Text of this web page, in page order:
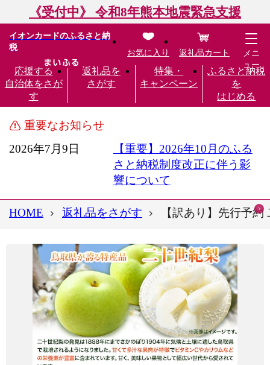
《受付中》 令和8年熊本地震緊急支援
イオンカードのふるさと納
税
応援する
自治体をさが
す
返礼品を
さがす
特集・
キャンペーン
ふるさと納税
を
はじめる
お気に入り 返礼品カート
メニ
ュー
重要なお知らせ
2026年7月9日
【重要】2026年10月のふる
さと納税制度改正に伴う影
響について
HOME 返礼品をさがす 【訳あり】先行予